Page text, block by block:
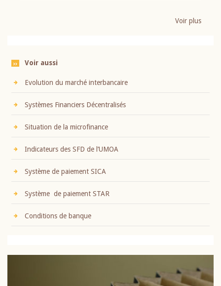
Voir plus
Voir aussi
Evolution du marché interbancaire
Systèmes Financiers Décentralisés
Situation de la microfinance
Indicateurs des SFD de l’UMOA
Système de paiement SICA
Système de paiement STAR
Conditions de banque